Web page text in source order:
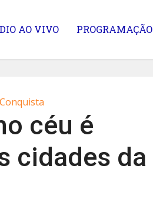
AO VIVO PROGRAMAÇÃO
céu é
cidades da